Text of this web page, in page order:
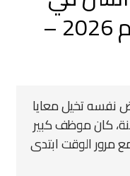
المنزل في مصر لعام 2026 –
نفسه تخيل معايا
راجل جميل عنده 78 سنة، كان موظف كبير
مرور الوقت ابتدى